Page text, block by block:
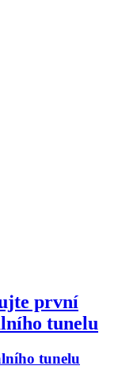
první
tunelu
tunelu